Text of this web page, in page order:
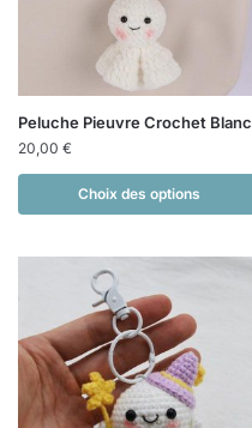
Peluche Pieuvre Crochet Blanc
20,00 €
Choix des options